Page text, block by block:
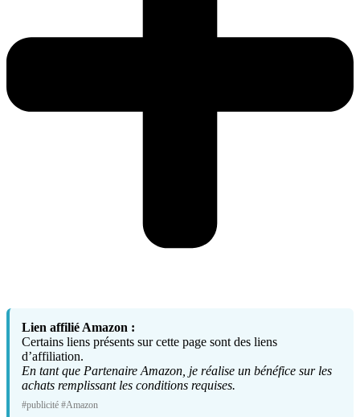
Lien affilié Amazon :
Certains liens présents sur cette page sont des liens
d’affiliation.
En tant que Partenaire Amazon, je réalise un bénéfice sur les
achats remplissant les conditions requises.
#publicité #Amazon